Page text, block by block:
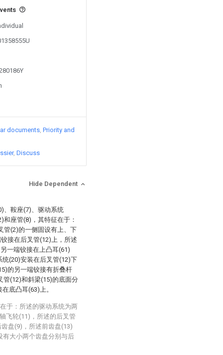
documents Priority and
Discuss
Hide Dependent
、鞍座(7)、驱动系统
座管(8)，其特征在于：
管(2)的一侧固设有上、下
接在后叉管(12)上，所述
一端铰接在上凸耳(61)
(20)安装在后叉管(12)下
的另一端铰接有折叠杆
管(12)和斜梁(15)的底面分
底凸耳(63)上。
于：所述的驱动系统为两
飞轮(11)，所述的后叉管
盘(9)，所述前齿盘(13)
有大小两个齿盘分别与后